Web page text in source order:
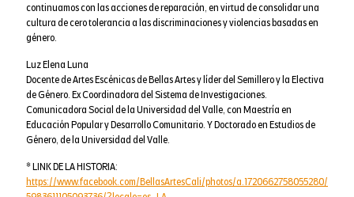
continuamos con las acciones de reparación, en virtud de consolidar una
cultura de cero tolerancia a las discriminaciones y violencias basadas en
género.
Luz Elena Luna
Docente de Artes Escénicas de Bellas Artes y líder del Semillero y la Electiva
de Género. Ex Coordinadora del Sistema de Investigaciones.
Comunicadora Social de la Universidad del Valle, con Maestría en
Educación Popular y Desarrollo Comunitario. Y Doctorado en Estudios de
Género, de la Universidad del Valle.
* LINK DE LA HISTORIA:
https://www.facebook.com/BellasArtesCali/photos/a.1720662758055280/